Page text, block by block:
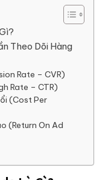
Theo Dõi Hàng
Rate – CVR)
Rate – CTR)
(Cost Per
(Return On Ad